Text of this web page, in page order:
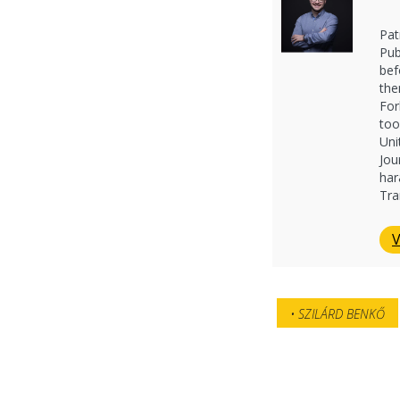
SZILÁRD BENKŐ